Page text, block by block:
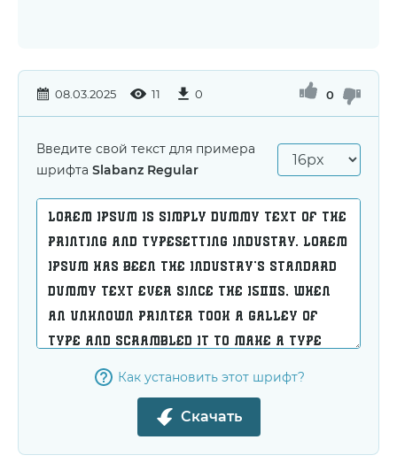
08.03.2025 11 0 0
Введите свой текст для примера
шрифта Slabanz Regular
Как установить этот шрифт?
Скачать